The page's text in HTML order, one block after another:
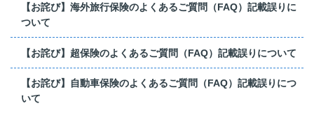
【お詫び】海外旅行保険のよくあるご質問（FAQ）記載誤りに
ついて
【お詫び】超保険のよくあるご質問（FAQ）記載誤りについて
【お詫び】自動車保険のよくあるご質問（FAQ）記載誤りにつ
いて